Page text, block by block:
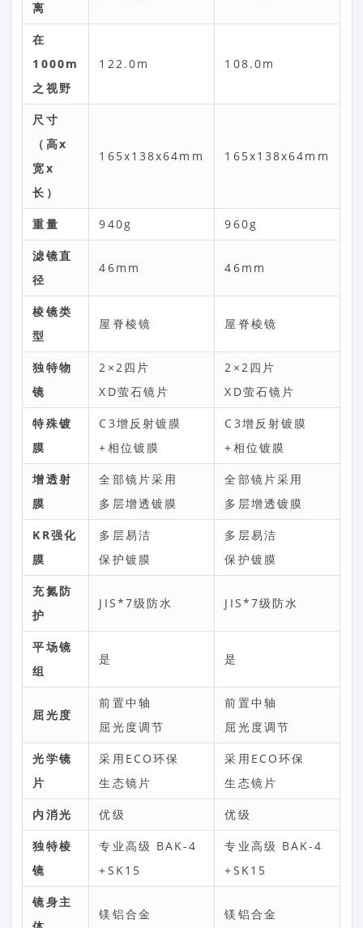
离
在
1000m
之视野
122.0m 108.0m
尺寸
（高x
宽x
长）
165x138x64mm 165x138x64mm
重量 940g 960g
滤镜直
径
46mm 46mm
棱镜类
型
屋脊棱镜 屋脊棱镜
独特物
镜
2×2四片
XD萤石镜片
2×2四片
XD萤石镜片
特殊镀
膜
C3增反射镀膜
+相位镀膜
C3增反射镀膜
+相位镀膜
增透射
膜
全部镜片采用
多层增透镀膜
全部镜片采用
多层增透镀膜
KR强化
膜
多层易洁
保护镀膜
多层易洁
保护镀膜
充氮防
护
JIS*7级防水 JIS*7级防水
平场镜
组
是 是
屈光度
前置中轴
屈光度调节
前置中轴
屈光度调节
光学镜
片
采用ECO环保
生态镜片
采用ECO环保
生态镜片
内消光 优级 优级
独特棱
镜
专业高级 BAK-4
+SK15
专业高级 BAK-4
+SK15
镜身主
镁铝合金 镁铝合金